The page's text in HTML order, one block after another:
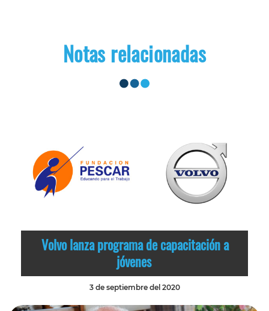
Notas relacionadas
Volvo lanza programa de capacitación a
jóvenes
3 de septiembre del 2020